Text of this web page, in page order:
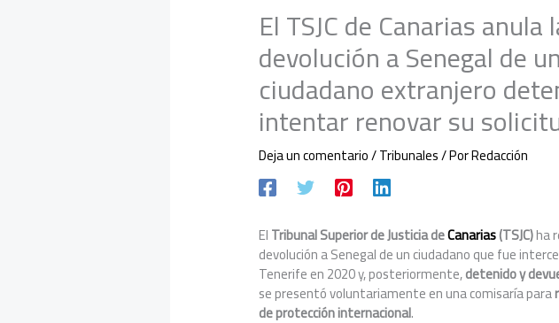
El TSJC de Canarias anula
devolución a Senegal de un
ciudadano extranjero
intentar renovar su
Deja un comentario/Tribunales/ PorRedacción
ElTribunal Superior de Justicia deCanarias(TSJC)ha
devolución a Senegal de un ciudadano que fue
Tenerife en 2020 y, posteriormente,detenido y
se presentó voluntariamente en una comisaría para
de protección internacional.